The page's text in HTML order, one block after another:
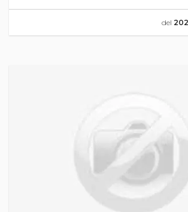
del